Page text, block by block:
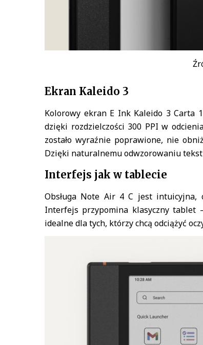
Ekran Kaleido 3
Kolorowy ekran E Ink Kaleido 3 Carta
dzięki rozdzielczości 300 PPI w
zostało wyraźnie poprawione, nie
Dzięki naturalnemu odwzorowaniu
Interfejs jak w tablecie
Obsługa Note Air 4 C jest intuicyjna,
Interfejs przypomina klasyczny tablet
idealne dla tych, którzy chcą odciążyć